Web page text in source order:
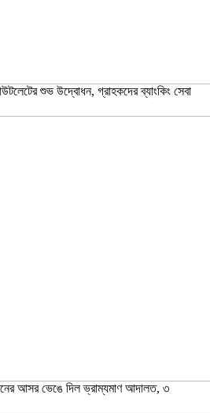
শুভ উদ্বোধন, গ্রাহকদের ব্যাংকিং সেবা
আসর ভেঙে দিল ভ্রাম্যমাণ আদালত, ৩